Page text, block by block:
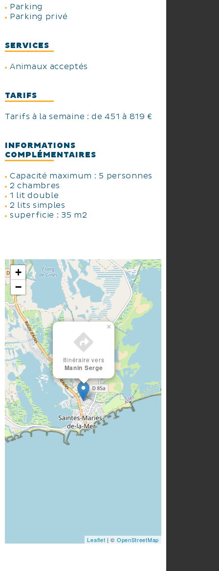
Parking
Parking privé
SERVICES
Animaux acceptés
TARIFS
Tarifs à la semaine : de 451 à 819 €
INFORMATIONS
COMPLÉMENTAIRES
Capacité maximum : 5 personnes
2 chambres
1 lit double
2 lits simples
superficie : 35 m2
Itinéraire vers
Manin Serge
×
+
−
Leaflet | © OpenStreetMap